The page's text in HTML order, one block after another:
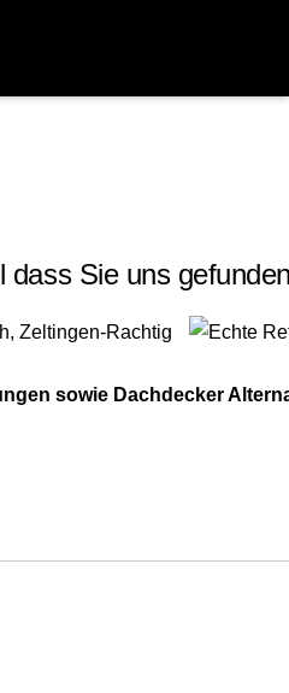
dass Sie uns
sowie Dachdecker